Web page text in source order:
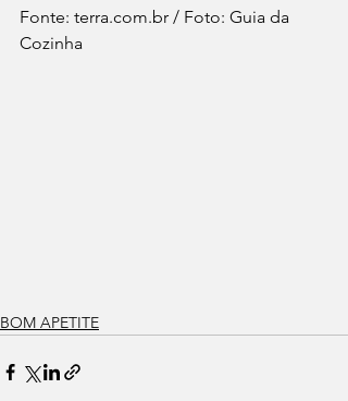
Fonte: terra.com.br / Foto: Guia da
Cozinha
BOM APETITE